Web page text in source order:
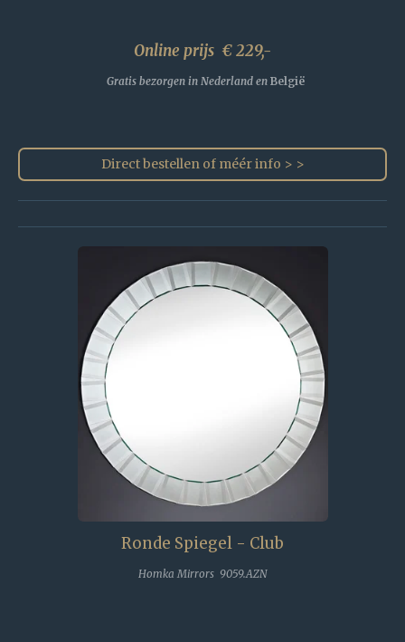
Online prijs € 229,-
Gratis bezorgen in Nederland en België
Direct bestellen of méér info > >
Ronde Spiegel - Club
Homka Mirrors 9059.AZN